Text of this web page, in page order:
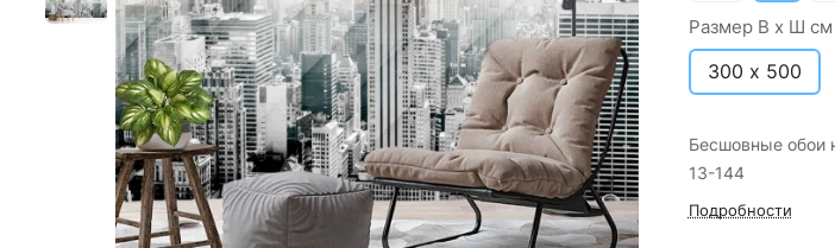
Размер В х Ш см
300 х 500
Бесшовные обои
13-144
Подробности